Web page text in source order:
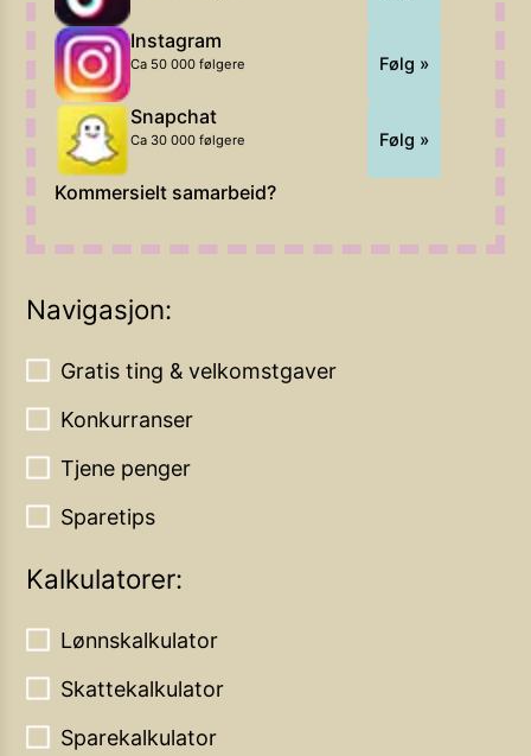
Instagram
Ca 50 000 følgere Følg »
Snapchat
Ca 30 000 følgere Følg »
Kommersielt samarbeid?
Navigasjon:
Gratis ting & velkomstgaver
Konkurranser
Tjene penger
Sparetips
Kalkulatorer:
Lønnskalkulator
Skattekalkulator
Sparekalkulator